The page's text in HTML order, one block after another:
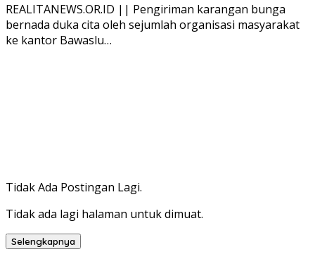
REALITANEWS.OR.ID || Pengiriman karangan bunga
bernada duka cita oleh sejumlah organisasi masyarakat
ke kantor Bawaslu…
Tidak Ada Postingan Lagi.
Tidak ada lagi halaman untuk dimuat.
Selengkapnya